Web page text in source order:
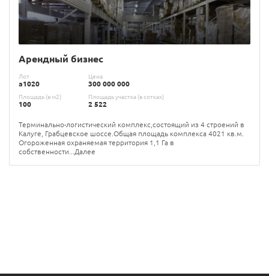
Арендный бизнес
Лот
а1020
Цена
300 000 000
Площадь (в м2)
100
Площадь участка (в сотках)
2 522
Терминально-логистический комплекс,состоящий из 4 строений в
Калуге, Грабцевское шоссе.Общая площадь комплекса 4021 кв.м.
Огороженная охраняемая территория 1,1 Га в
собственности...Далее